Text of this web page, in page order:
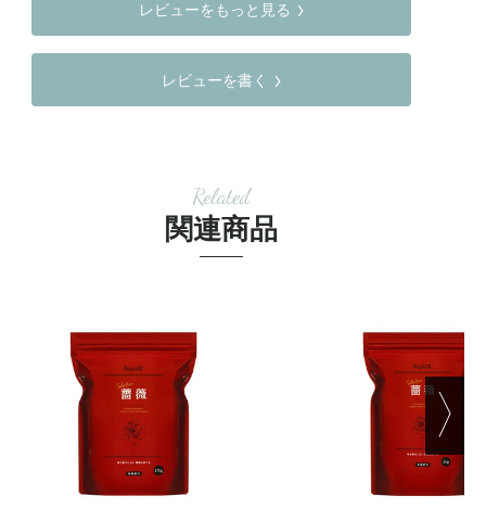
レビューをもっと見る
レビューを書く
Related
関連商品